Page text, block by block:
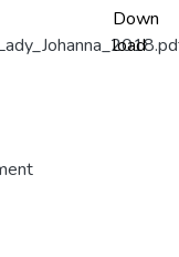
Down
load